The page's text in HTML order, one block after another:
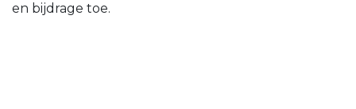
en bijdrage toe.